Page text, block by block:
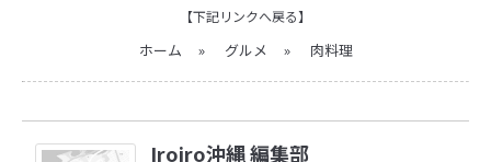
【下記リンクへ戻る】
ホーム » グルメ » 肉料理
Iroiro沖縄 編集部